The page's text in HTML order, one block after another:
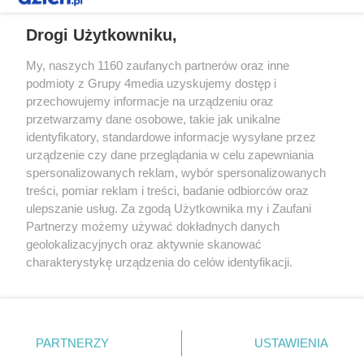
Redakcja Reklama Prywatność
Praca Łódź
the:protocol
Facebook.com
Youtube.com
Drogi Użytkowniku,
My, naszych 1160 zaufanych partnerów oraz inne
podmioty z Grupy 4media uzyskujemy dostęp i
przechowujemy informacje na urządzeniu oraz
przetwarzamy dane osobowe, takie jak unikalne
identyfikatory, standardowe informacje wysyłane przez
urządzenie czy dane przeglądania w celu zapewniania
spersonalizowanych reklam, wybór spersonalizowanych
treści, pomiar reklam i treści, badanie odbiorców oraz
ulepszanie usług. Za zgodą Użytkownika my i Zaufani
Partnerzy możemy używać dokładnych danych
geolokalizacyjnych oraz aktywnie skanować
charakterystykę urządzenia do celów identyfikacji.
zmienić/wycofać klikając przycisk ustawień prywatności
znajdujący się w lewym dolnym rogu strony
. Niektóre
PARTNERZY USTAWIENIA